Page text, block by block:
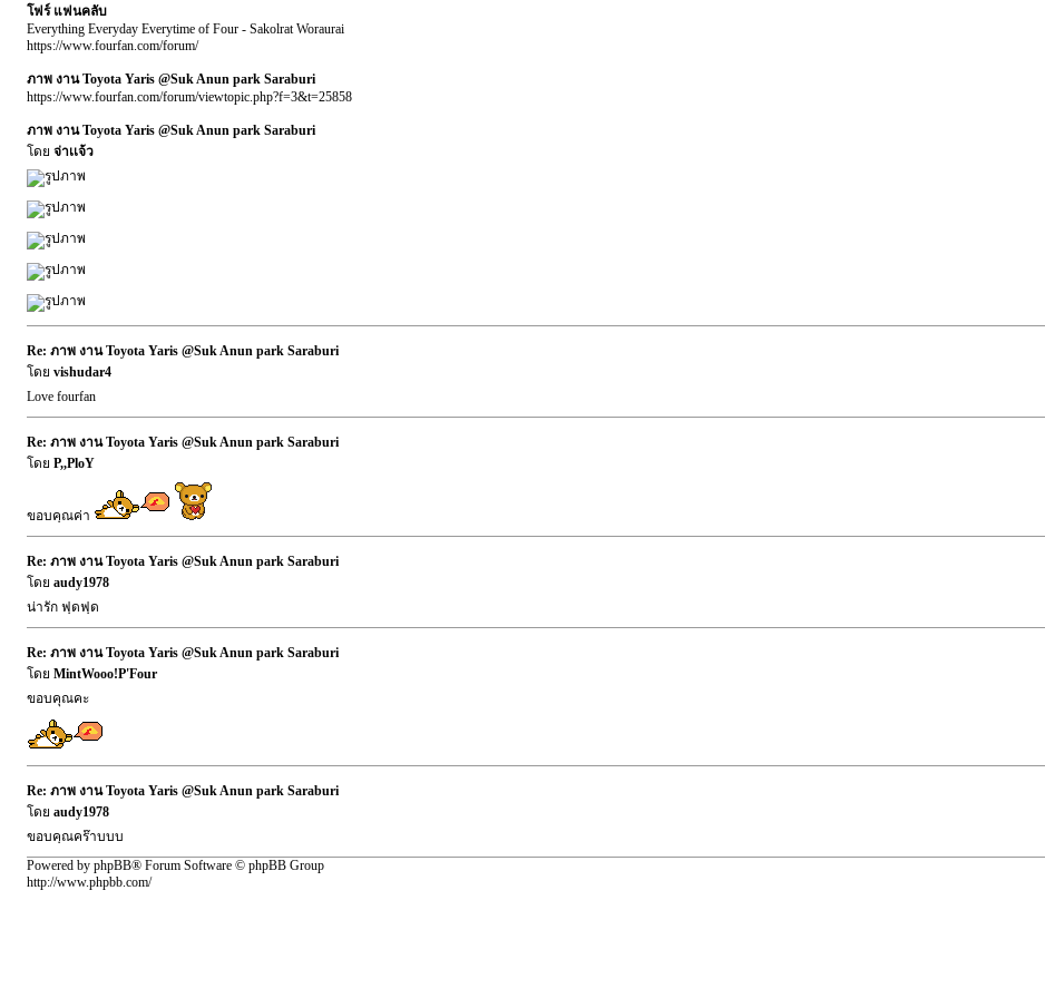
โฟร์ แฟนคลับ
Everything Everyday Everytime of Four - Sakolrat Woraurai
https://www.fourfan.com/forum/
ภาพ งาน Toyota Yaris @Suk Anun park Saraburi
https://www.fourfan.com/forum/viewtopic.php?f=3&t=25858
ภาพ งาน Toyota Yaris @Suk Anun park Saraburi
โดย จ่าเเจ้ว
Re: ภาพ งาน Toyota Yaris @Suk Anun park Saraburi
โดย vishudar4
Love fourfan
Re: ภาพ งาน Toyota Yaris @Suk Anun park Saraburi
โดย P,,PloY
ขอบคุณค่า
Re: ภาพ งาน Toyota Yaris @Suk Anun park Saraburi
โดย audy1978
น่ารัก ฟุดฟุด
Re: ภาพ งาน Toyota Yaris @Suk Anun park Saraburi
โดย MintWooo!P'Four
ขอบคุณคะ
Re: ภาพ งาน Toyota Yaris @Suk Anun park Saraburi
โดย audy1978
ขอบคุณคร๊าบบบ
Powered by phpBB® Forum Software © phpBB Group
http://www.phpbb.com/